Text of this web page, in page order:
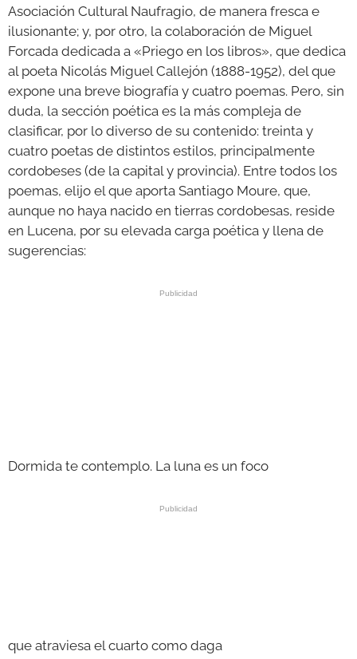
Asociación Cultural Naufragio, de manera fresca e
ilusionante; y, por otro, la colaboración de Miguel
Forcada dedicada a «Priego en los libros», que dedica
al poeta Nicolás Miguel Callejón (1888-1952), del que
expone una breve biografía y cuatro poemas. Pero, sin
duda, la sección poética es la más compleja de
clasificar, por lo diverso de su contenido: treinta y
cuatro poetas de distintos estilos, principalmente
cordobeses (de la capital y provincia). Entre todos los
poemas, elijo el que aporta Santiago Moure, que,
aunque no haya nacido en tierras cordobesas, reside
en Lucena, por su elevada carga poética y llena de
sugerencias:
Dormida te contemplo. La luna es un foco
que atraviesa el cuarto como daga